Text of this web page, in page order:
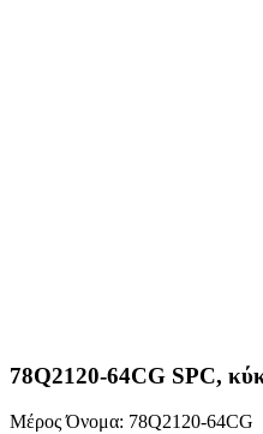
78Q2120-64CG SPC,
Μέρος Όνομα: 78Q2120-64CG